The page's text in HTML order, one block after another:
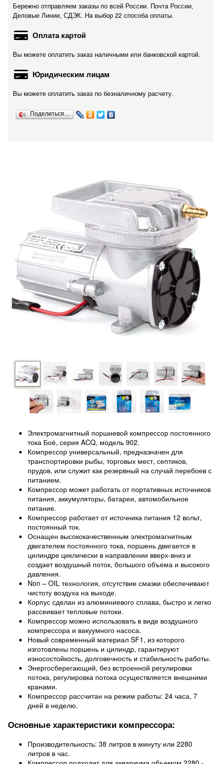
Бережно отправляем заказы по всей России. Почта России,
Деловые Линии, СДЭК. На выбор 22 способа оплаты.
Оплата картой
Вы можете оплатить заказ наличными или банковской картой.
Юридическим лицам
Вы можете оплатить заказ по безналичному расчету.
Поделиться…
Электромагнитный поршневой компрессор постоянного
тока Боё, серия ACQ, модель 902.
Компрессор универсальный, предназначен для
транспортировки рыбы, торговых мест, септиков,
прудов, или служит как резервный на случай перебоев с
питанием.
Компрессор может работать от портативных источников
питания, аккумуляторы, батареи, автомобильное
питание.
Компрессор работает от источника питания 12 вольт,
постоянный ток.
Оснащен высококачественным электромагнитным
двигателем постоянного тока, поршень двигается в
цилиндре циклически в направлении вверх-вниз и
создает воздушный поток, большого объема и высокого
давления.
Non – OIL технология, отсутствие смазки обеспечивают
чистоту воздуха на выходе.
Корпус сделан из алюминиевого сплава, быстро и легко
рассеивает тепловые потоки.
Компрессор можно использовать в виде воздушного
компрессора и вакуумного насоса.
Новый современный материал SF1, из которого
изготовлены поршень и цилиндр, гарантируют
износостойкость, долговечность и стабильность работы.
Энергосберегающий, без встроенной регулировки
потока, регулировка потока осуществляется внешними
кранами.
Компрессор рассчитан на режим работы: 24 часа, 7
дней в неделю.
Основные характеристики компрессора:
Производительность: 38 литров в минуту или 2280
литров в час.